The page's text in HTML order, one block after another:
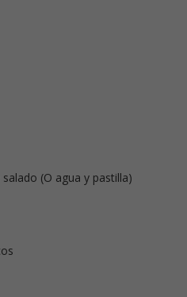
(O agua y pastilla)